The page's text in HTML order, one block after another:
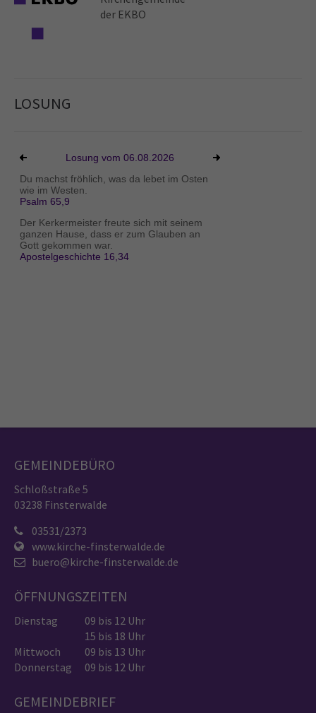
der EKBO
LOSUNG
GEMEINDEBÜRO
Schloßstraße 5
03238 Finsterwalde
03531/2373
www.kirche-finsterwalde.de
buero@kirche-finsterwalde.de
ÖFFNUNGSZEITEN
Dienstag
09 bis 12 Uhr
15 bis 18 Uhr
Mittwoch
09 bis 13 Uhr
Donnerstag
09 bis 12 Uhr
GEMEINDEBRIEF